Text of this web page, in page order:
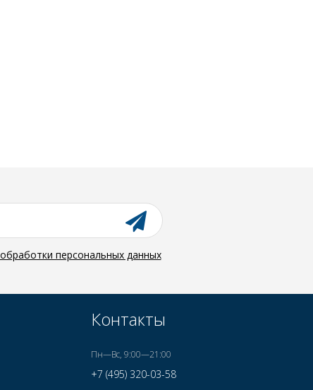
персональных данных
Контакты
Пн—Вс, 9:00—21:00
+7 (495) 320-03-58